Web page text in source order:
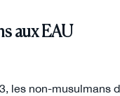
aux EAU
les non-musulmans